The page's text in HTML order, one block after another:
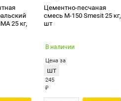
25 кг,
Цементно-песчаная
смесь М-150 Smesit 25 кг,
шт
В наличии
Цена за
шт
245
₽